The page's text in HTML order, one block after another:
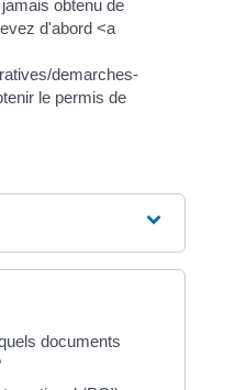
obtenu de
d'abord <a
demarches-
le permis de
documents